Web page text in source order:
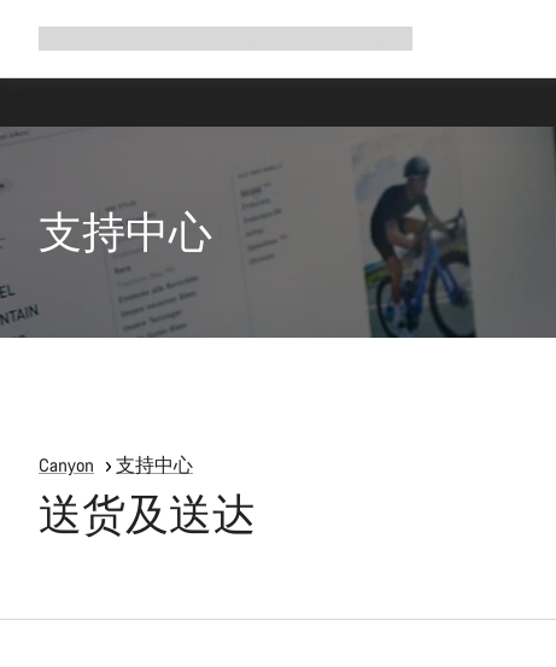
导
支持中心
Canyon 支持中心
送货及送达